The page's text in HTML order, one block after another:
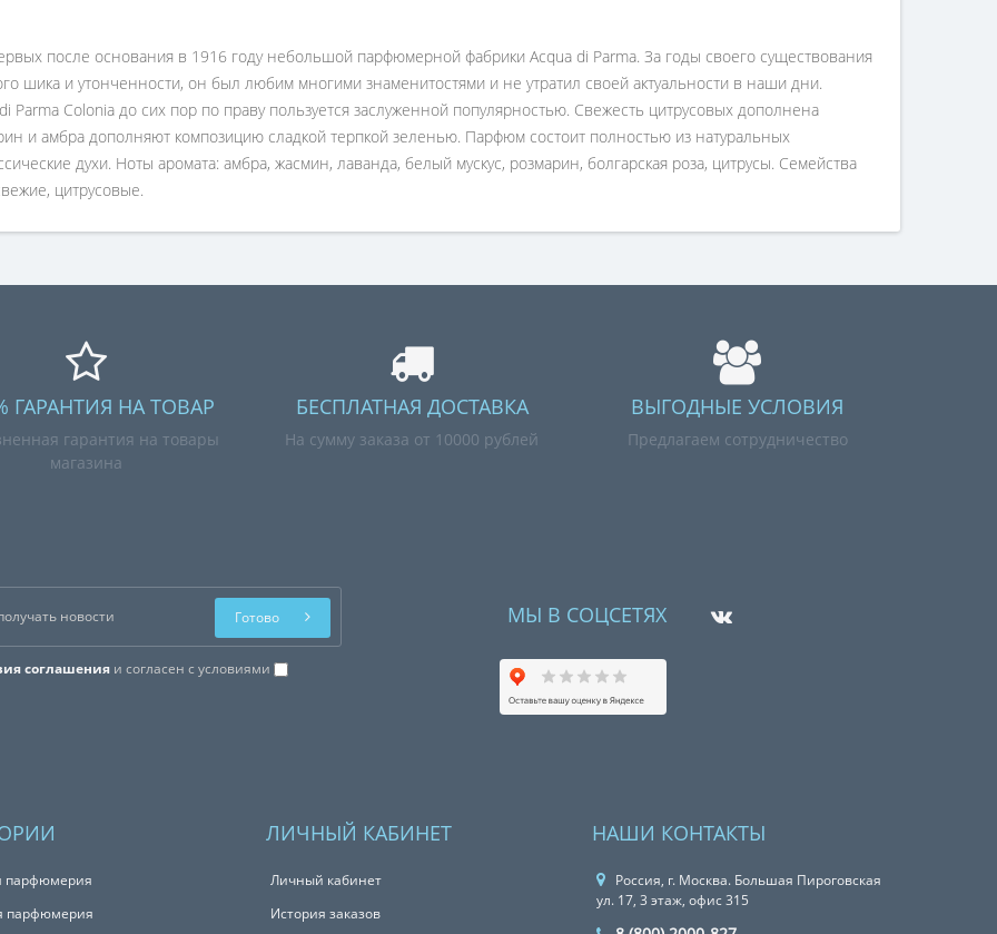
после основания в 1916 году небольшой парфюмерной фабрики Acqua di Parma. За годы своего существования
шика и утонченности, он был любим многими знаменитостями и не утратил своей актуальности в наши дни.
Parma Colonia до сих пор по праву пользуется заслуженной популярностью. Свежесть цитрусовых дополнена
и амбра дополняют композицию сладкой терпкой зеленью. Парфюм состоит полностью из натуральных
духи. Ноты аромата: амбра, жасмин, лаванда, белый мускус, розмарин, болгарская роза, цитрусы. Семейства
цитрусовые.
ГАРАНТИЯ НА ТОВАР
гарантия на товары
магазина
БЕСПЛАТНАЯ ДОСТАВКА
На сумму заказа от 10000 рублей
ВЫГОДНЫЕ УСЛОВИЯ
Предлагаем сотрудничество
соглашения и согласен с условиями
Готово МЫ В СОЦСЕТЯХ
парфюмерия
парфюмерия
ЛИЧНЫЙ КАБИНЕТ
Личный кабинет
История заказов
НАШИ КОНТАКТЫ
Россия, г. Москва. Большая Пироговская
ул. 17, 3 этаж, офис 315